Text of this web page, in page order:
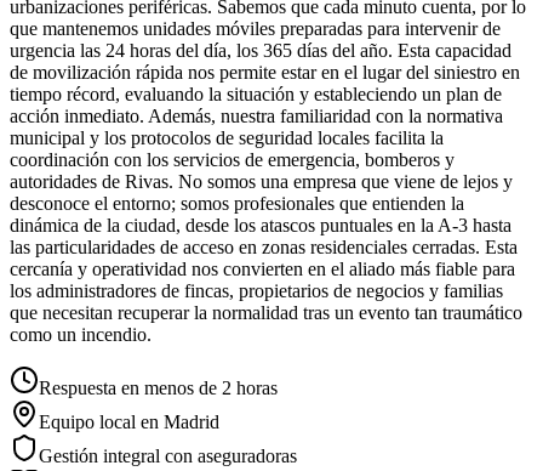
urbanizaciones periféricas. Sabemos que cada minuto cuenta, por lo
que mantenemos unidades móviles preparadas para intervenir de
urgencia las 24 horas del día, los 365 días del año. Esta capacidad
de movilización rápida nos permite estar en el lugar del siniestro en
tiempo récord, evaluando la situación y estableciendo un plan de
acción inmediato. Además, nuestra familiaridad con la normativa
municipal y los protocolos de seguridad locales facilita la
coordinación con los servicios de emergencia, bomberos y
autoridades de Rivas. No somos una empresa que viene de lejos y
desconoce el entorno; somos profesionales que entienden la
dinámica de la ciudad, desde los atascos puntuales en la A-3 hasta
las particularidades de acceso en zonas residenciales cerradas. Esta
cercanía y operatividad nos convierten en el aliado más fiable para
los administradores de fincas, propietarios de negocios y familias
que necesitan recuperar la normalidad tras un evento tan traumático
como un incendio.
Respuesta en menos de 2 horas
Equipo local en Madrid
Gestión integral con aseguradoras